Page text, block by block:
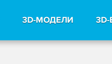
3D-МОДЕЛИ